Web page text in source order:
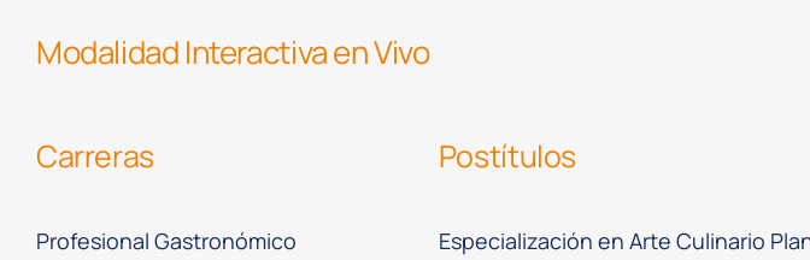
Modalidad Interactiva en Vivo
Carreras
Profesional Gastronómico
Postítulos
Especialización en Arte Culinario